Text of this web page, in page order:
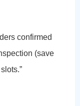
confirmed
(save